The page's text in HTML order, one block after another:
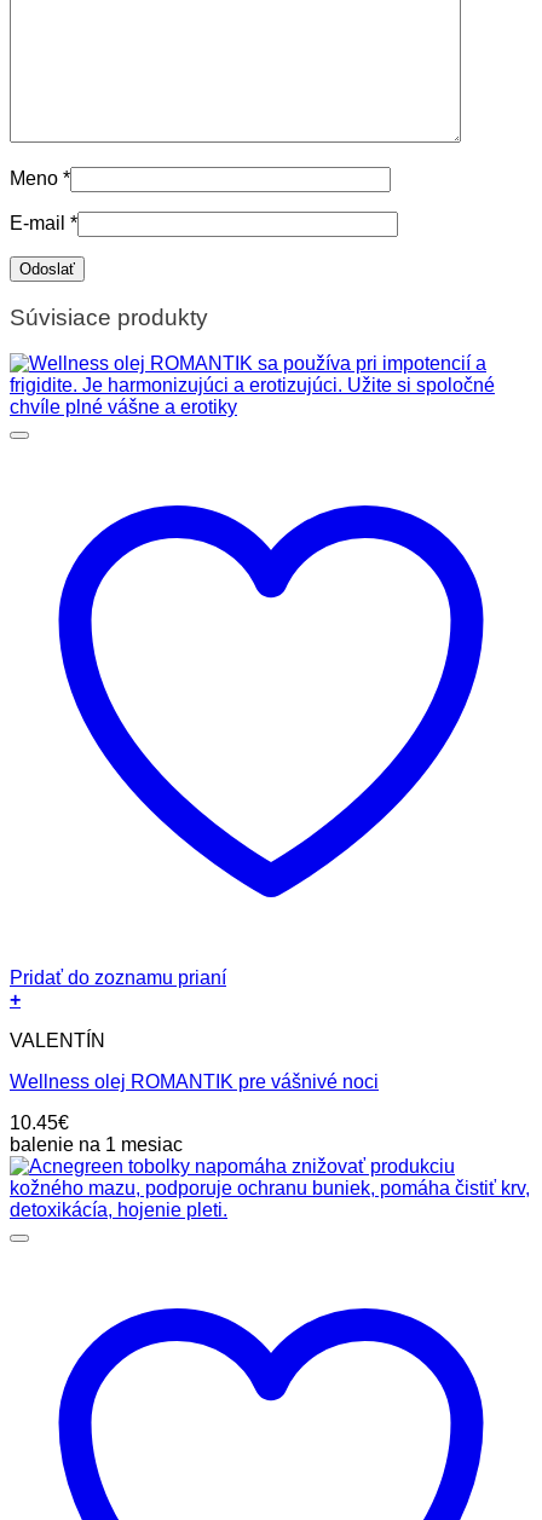
Meno *
E-mail *
Súvisiace produkty
Pridať do zoznamu prianí
+
VALENTÍN
Wellness olej ROMANTIK pre vášnivé noci
10.45€
balenie na 1 mesiac